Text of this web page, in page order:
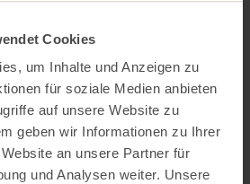
Cookies
um Inhalte und Anzeigen zu
für soziale Medien anbieten
auf unsere Website zu
geben wir Informationen zu Ihrer
an unsere Partner für
und Analysen weiter. Unsere
der Spendenaktion 434,94
Carrots mit einem Gegenwert
Das entspricht einer
€. Die Spende geht zu
für Kids und wird
VollCorner Azubi-Projekt